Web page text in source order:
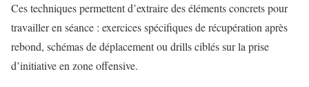
Ces techniques permettent d’extraire des éléments concrets pour
travailler en séance : exercices spécifiques de récupération après
rebond, schémas de déplacement ou drills ciblés sur la prise
d’initiative en zone offensive.